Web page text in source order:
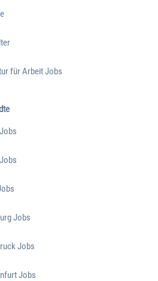
für Arbeit Jobs
Jobs
Jobs
Jobs